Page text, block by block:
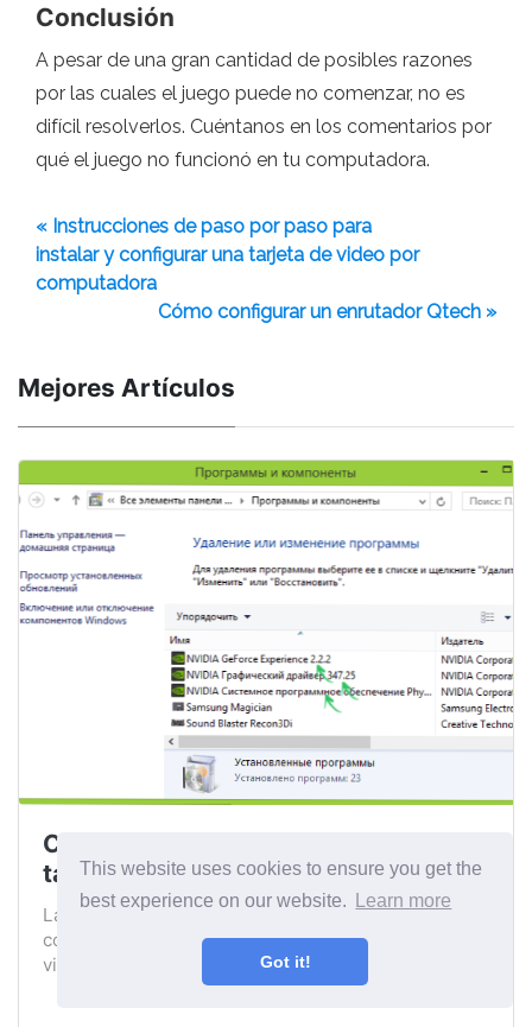
This website uses cookies to ensure you get the
best experience on our website.
Learn more
Got it!
Conclusión
A pesar de una gran cantidad de posibles razones
por las cuales el juego puede no comenzar, no es
difícil resolverlos. Cuéntanos en los comentarios por
qué el juego no funcionó en tu computadora.
« Instrucciones de paso por paso para
instalar y configurar una tarjeta de video por
computadora
Cómo configurar un enrutador Qtech »
Mejores Artículos
Cómo eliminar los controladores de
tarjetas de video Nvidia, AMD o Intel
Las instrucciones muestran cómo eliminar
completamente los controladores de la tarjeta de
video de l...